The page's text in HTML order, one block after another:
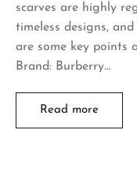
scarves are highly
timeless designs,
are some key points
Brand: Burberry…
Read more